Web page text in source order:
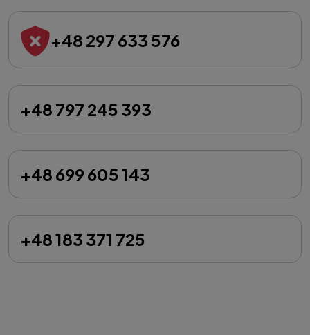
+48 297 633 576
+48 797 245 393
+48 699 605 143
+48 183 371 725